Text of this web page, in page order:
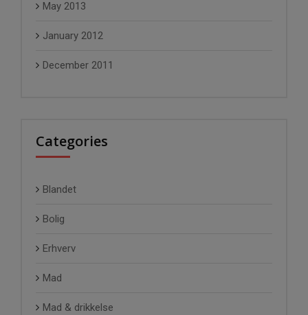
May 2013
January 2012
December 2011
Categories
Blandet
Bolig
Erhverv
Mad
Mad & drikkelse